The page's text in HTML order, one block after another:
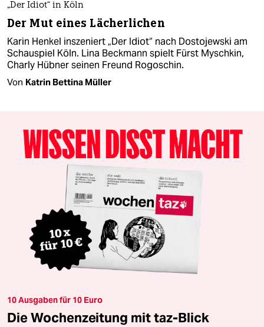
„Der Idiot“ in Köln
Der Mut eines Lächerlichen
Karin Henkel inszeniert „Der Idiot“ nach Dostojewski am
Schauspiel Köln. Lina Beckmann spielt Fürst Myschkin,
Charly Hübner seinen Freund Rogoschin.
Von Katrin Bettina Müller
10 Ausgaben für 10 Euro
Die Wochenzeitung mit taz-Blick